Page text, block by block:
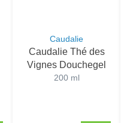
Caudalie
Caudalie Thé des
Vignes Douchegel
200 ml